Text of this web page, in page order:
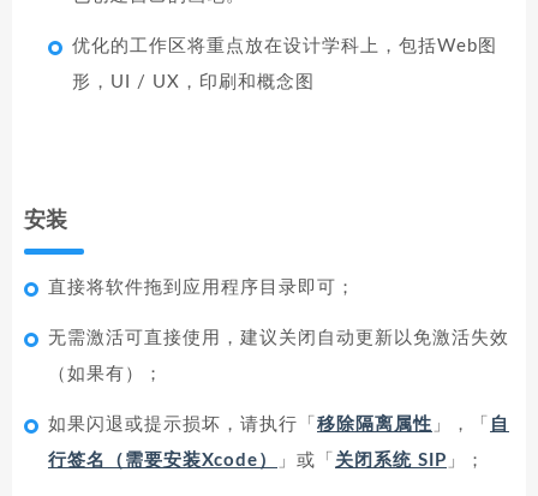
优化的工作区将重点放在设计学科上，包括Web图
形，UI / UX，印刷和概念图
安装
直接将软件拖到应用程序目录即可；
无需激活可直接使用，建议关闭自动更新以免激活失效
（如果有）；
如果闪退或提示损坏，请执行「 移除隔离属性 」，「 自
行签名（需要安装Xcode）
」或「 关闭系统 SIP 」；